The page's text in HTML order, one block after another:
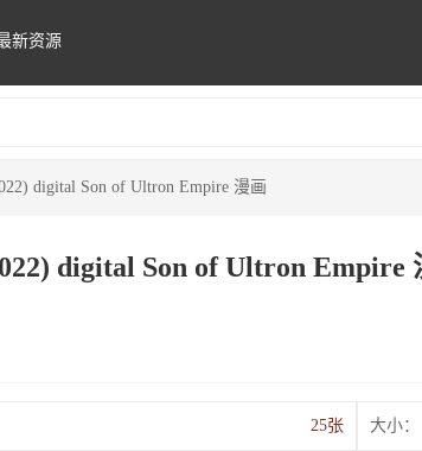
新资源
digital Son of Ultron Empire 漫画
digital Son of Ultron Empire
25张 大小：